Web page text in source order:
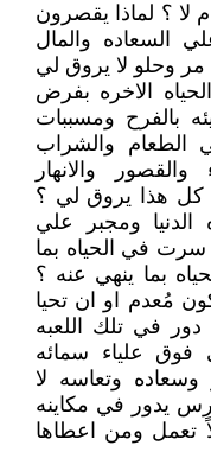
؟ لماذا يقصرون
السعاده والمال
مر وحلو لا يروق لي
الاخره بفرض
بالفرح ومسببات
الطعام والشراب
والانهار
كل هذا يروق لي ؟
ومجبر علي
سرت في الحياه بما
بما ينهي عنه ؟
مُعدم او ان تحيا
دور في تلك اللعبه
فوق علياء سمائه
وتعاسه لا
يدور في مكاينه
تعمل ومن اعطاها